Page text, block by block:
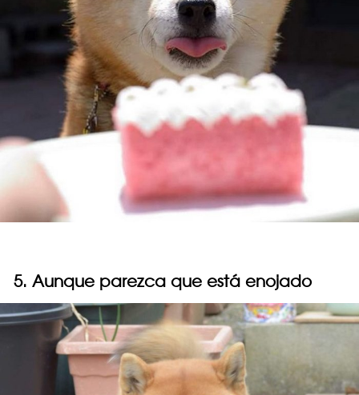
5. Aunque parezca que está enojado